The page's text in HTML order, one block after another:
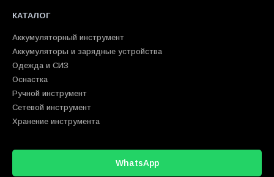
КАТАЛОГ
Аккумуляторный инструмент
Аккумуляторы и зарядные устройства
Одежда и СИЗ
Оснастка
Ручной инструмент
Сетевой инструмент
Хранение инструмента
WhatsApp